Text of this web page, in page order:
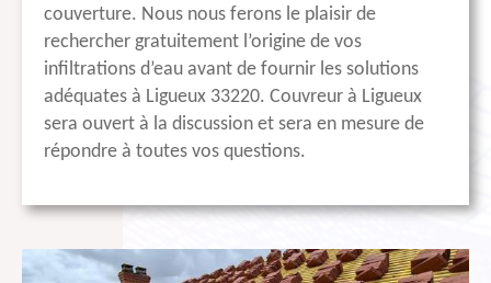
couverture. Nous nous ferons le plaisir de
rechercher gratuitement l’origine de vos
infiltrations d’eau avant de fournir les solutions
adéquates à Ligueux 33220. Couvreur à Ligueux
sera ouvert à la discussion et sera en mesure de
répondre à toutes vos questions.